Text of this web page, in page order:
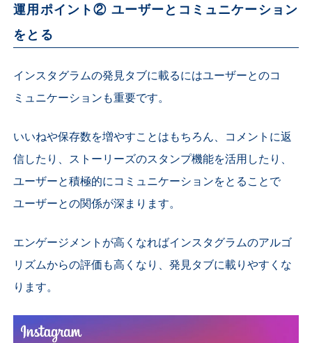
運用ポイント② ユーザーとコミュニケーション
をとる
インスタグラムの発見タブに載るにはユーザーとのコ
ミュニケーションも重要です。
いいねや保存数を増やすことはもちろん、コメントに返
信したり、ストーリーズのスタンプ機能を活用したり、
ユーザーと積極的にコミュニケーションをとることで
ユーザーとの関係が深まります。
エンゲージメントが高くなればインスタグラムのアルゴ
リズムからの評価も高くなり、発見タブに載りやすくな
ります。